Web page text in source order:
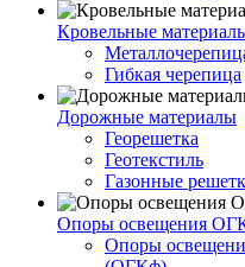
Кровельные
Гибкая черепица
Дорожные материалы
Георешетка
Геотекстиль
Газонные
Опоры освещения
Опоры